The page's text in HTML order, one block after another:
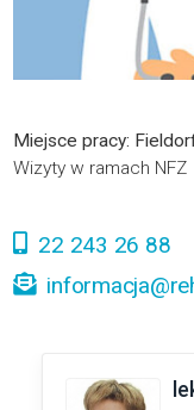
Miejsce pracy:
Wizyty w ramach NFZ
22 243 26 88